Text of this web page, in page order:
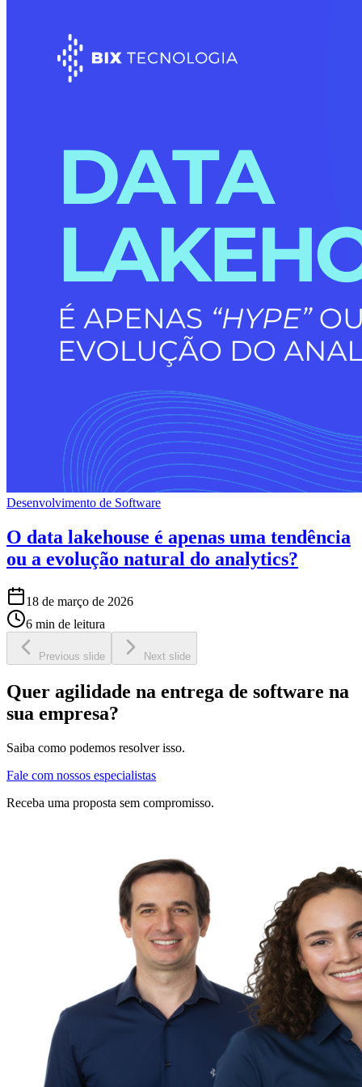
Desenvolvimento de Software
O data lakehouse é apenas uma tendência
ou a evolução natural do analytics?
18 de março de 2026
6 min de leitura
Previous slide Next slide
Quer agilidade na entrega de software na
sua empresa?
Saiba como podemos resolver isso.
Fale com nossos especialistas
Receba uma proposta sem compromisso.